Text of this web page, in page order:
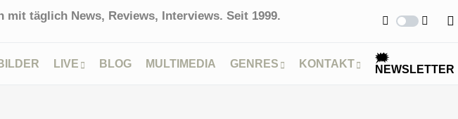
mit täglich News, Reviews, Interviews. Seit 1999.
LIVE BLOG MULTIMEDIA GENRES KONTAKT
🗯
NEWSLETTER